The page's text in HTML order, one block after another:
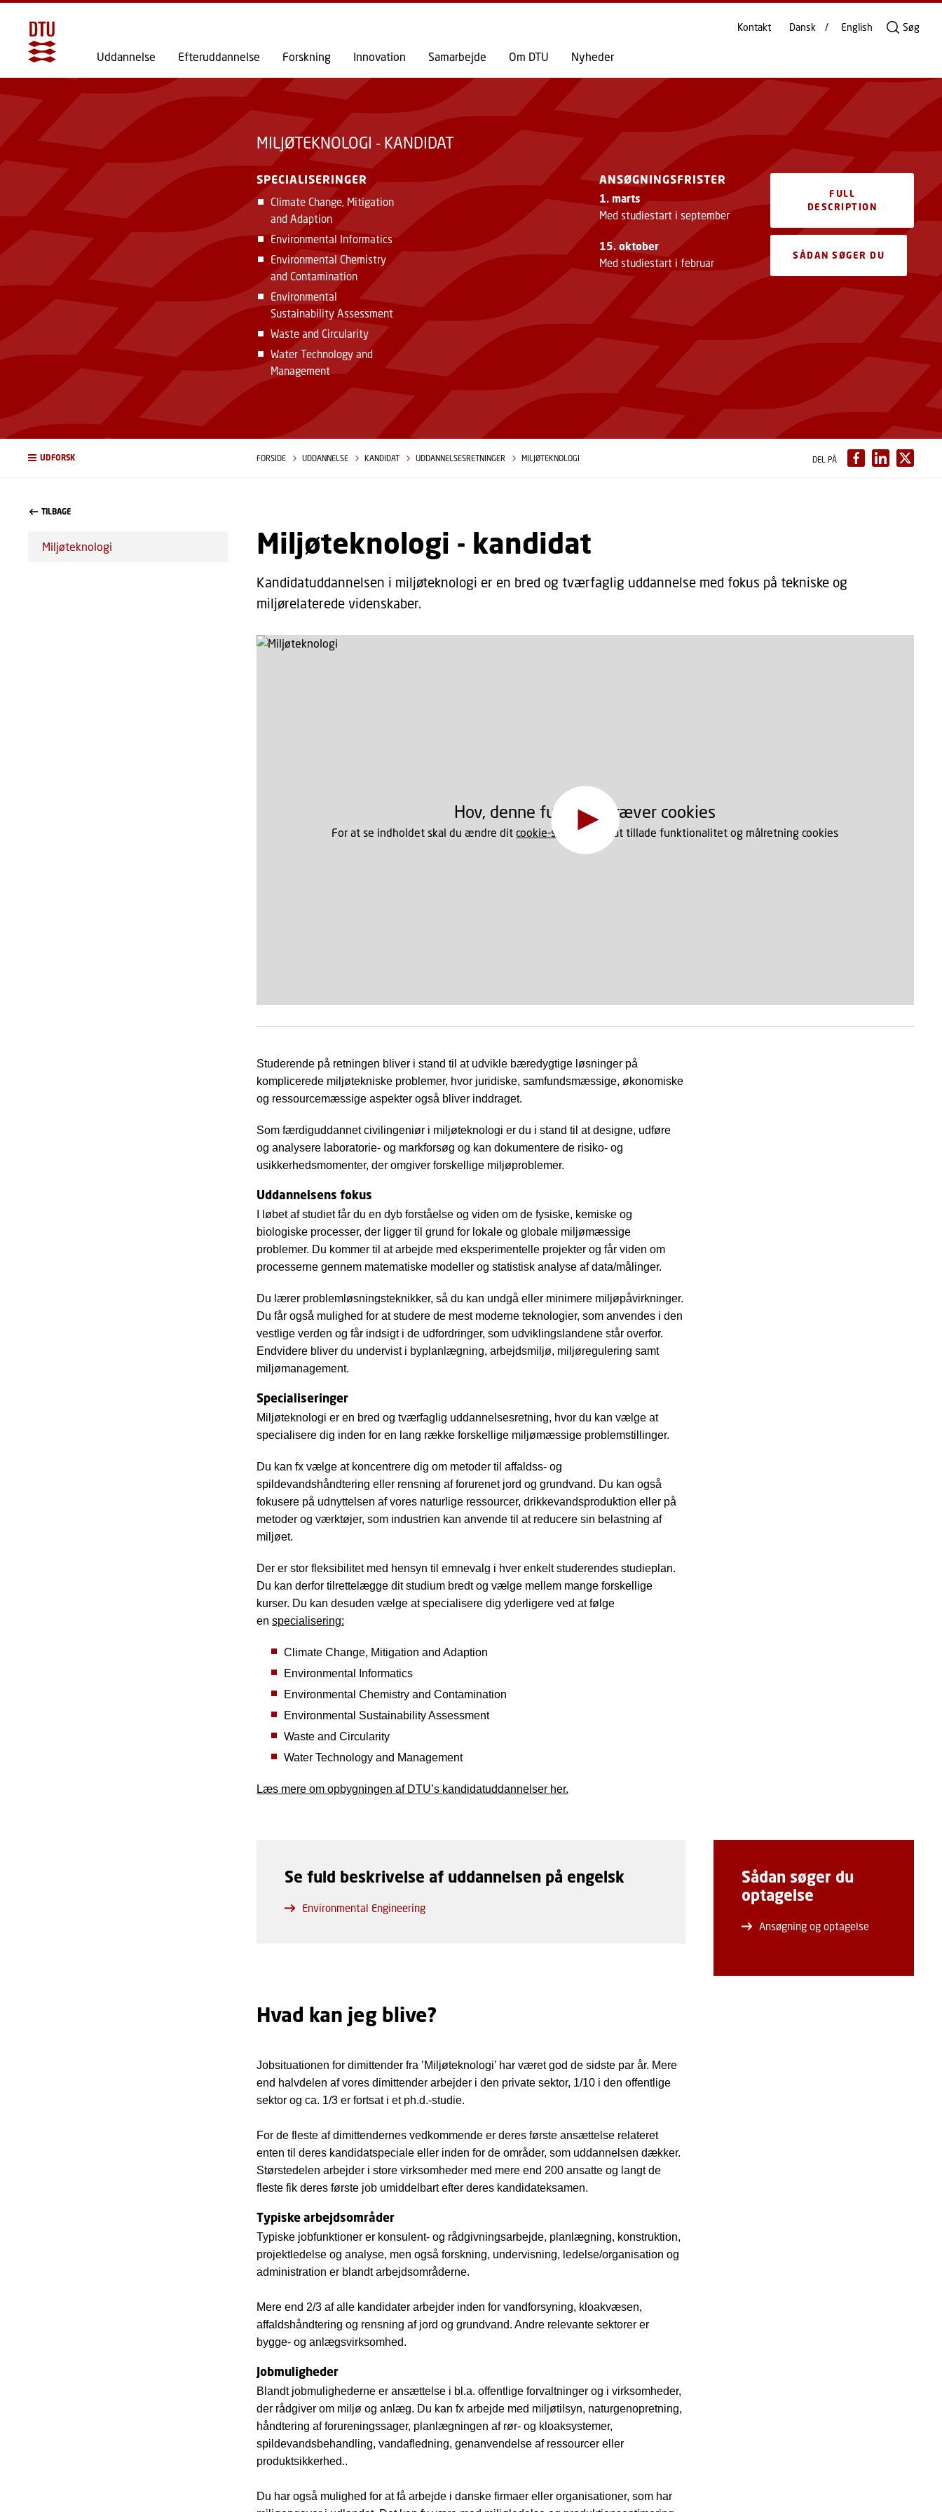
GÅ TIL PRIMÆRT INDHOLD (TRYK ENTER).
Uddannelse Efteruddannelse Forskning Innovation Samarbejde Om DTU Nyheder
Kontakt Dansk English Søg
MILJØTEKNOLOGI - KANDIDAT
SPECIALISERINGER
Climate Change, Mitigation
and Adaption
Environmental Informatics
Environmental Chemistry
and Contamination
Environmental
Sustainability Assessment
Waste and Circularity
Water Technology and
Management
ANSØGNINGSFRISTER
1. marts
Med studiestart i september
15. oktober
Med studiestart i februar
FULL
DESCRIPTION
SÅDAN SØGER DU
UDFORSK FORSIDE UDDANNELSE KANDIDAT UDDANNELSESRETNINGER MILJØTEKNOLOGI DEL PÅ
TILBAGE
Miljøteknologi Miljøteknologi - kandidat
Kandidatuddannelsen i miljøteknologi er en bred og tværfaglig uddannelse med fokus på tekniske og
miljørelaterede videnskaber.
Hov, denne funktion kræver cookies
For at se indholdet skal du ændre ditcookie-samtykke til at tillade funktionalitet og målretning cookies
Studerende på retningen bliver i stand til at udvikle bæredygtige løsninger på
komplicerede miljøtekniske problemer, hvor juridiske, samfundsmæssige, økonomiske
og ressourcemæssige aspekter også bliver inddraget.
Som færdiguddannet civilingeniør i miljøteknologi er du i stand til at designe, udføre
og analysere laboratorie- og markforsøg og kan dokumentere de risiko- og
usikkerhedsmomenter, der omgiver forskellige miljøproblemer.
Uddannelsens fokus
I løbet af studiet får du en dyb forståelse og viden om de fysiske, kemiske og
biologiske processer, der ligger til grund for lokale og globale miljømæssige
problemer. Du kommer til at arbejde med eksperimentelle projekter og får viden om
processerne gennem matematiske modeller og statistisk analyse af data/målinger.
Du lærer problemløsningsteknikker, så du kan undgå eller minimere miljøpåvirkninger.
Du får også mulighed for at studere de mest moderne teknologier, som anvendes i den
vestlige verden og får indsigt i de udfordringer, som udviklingslandene står overfor.
Endvidere bliver du undervist i byplanlægning, arbejdsmiljø, miljøregulering samt
miljømanagement.
Specialiseringer
Miljøteknologi er en bred og tværfaglig uddannelsesretning, hvor du kan vælge at
specialisere dig inden for en lang række forskellige miljømæssige problemstillinger.
Du kan fx vælge at koncentrere dig om metoder til affaldss- og
spildevandshåndtering eller rensning af forurenet jord og grundvand. Du kan også
fokusere på udnyttelsen af vores naturlige ressourcer, drikkevandsproduktion eller på
metoder og værktøjer, som industrien kan anvende til at reducere sin belastning af
miljøet.
Der er stor fleksibilitet med hensyn til emnevalg i hver enkelt studerendes studieplan.
Du kan derfor tilrettelægge dit studium bredt og vælge mellem mange forskellige
kurser. Du kan desuden vælge at specialisere dig yderligere ved at følge
en specialisering:
Climate Change, Mitigation and Adaption
Environmental Informatics
Environmental Chemistry and Contamination
Environmental Sustainability Assessment
Waste and Circularity
Water Technology and Management
Læs mere om opbygningen af DTU’s kandidatuddannelser her.
Se fuld beskrivelse af uddannelsen på engelsk
Environmental Engineering
Sådan søger du
optagelse
Ansøgning og optagelse
Hvad kan jeg blive?
Jobsituationen for dimittender fra ’Miljøteknologi’ har været god de sidste par år. Mere
end halvdelen af vores dimittender arbejder i den private sektor, 1/10 i den offentlige
sektor og ca. 1/3 er fortsat i et ph.d.-studie.
For de fleste af dimittendernes vedkommende er deres første ansættelse relateret
enten til deres kandidatspeciale eller inden for de områder, som uddannelsen dækker.
Størstedelen arbejder i store virksomheder med mere end 200 ansatte og langt de
fleste fik deres første job umiddelbart efter deres kandidateksamen.
Typiske arbejdsområder
Typiske jobfunktioner er konsulent- og rådgivningsarbejde, planlægning, konstruktion,
projektledelse og analyse, men også forskning, undervisning, ledelse/organisation og
administration er blandt arbejdsområderne.
Mere end 2/3 af alle kandidater arbejder inden for vandforsyning, kloakvæsen,
affaldshåndtering og rensning af jord og grundvand. Andre relevante sektorer er
bygge- og anlægsvirksomhed.
Jobmuligheder
Blandt jobmulighederne er ansættelse i bl.a. offentlige forvaltninger og i virksomheder,
der rådgiver om miljø og anlæg. Du kan fx arbejde med miljøtilsyn, naturgenopretning,
håndtering af forureningssager, planlægningen af rør- og kloaksystemer,
spildevandsbehandling, vandafledning, genanvendelse af ressourcer eller
produktsikkerhed..
Du har også mulighed for at få arbejde i danske firmaer eller organisationer, som har